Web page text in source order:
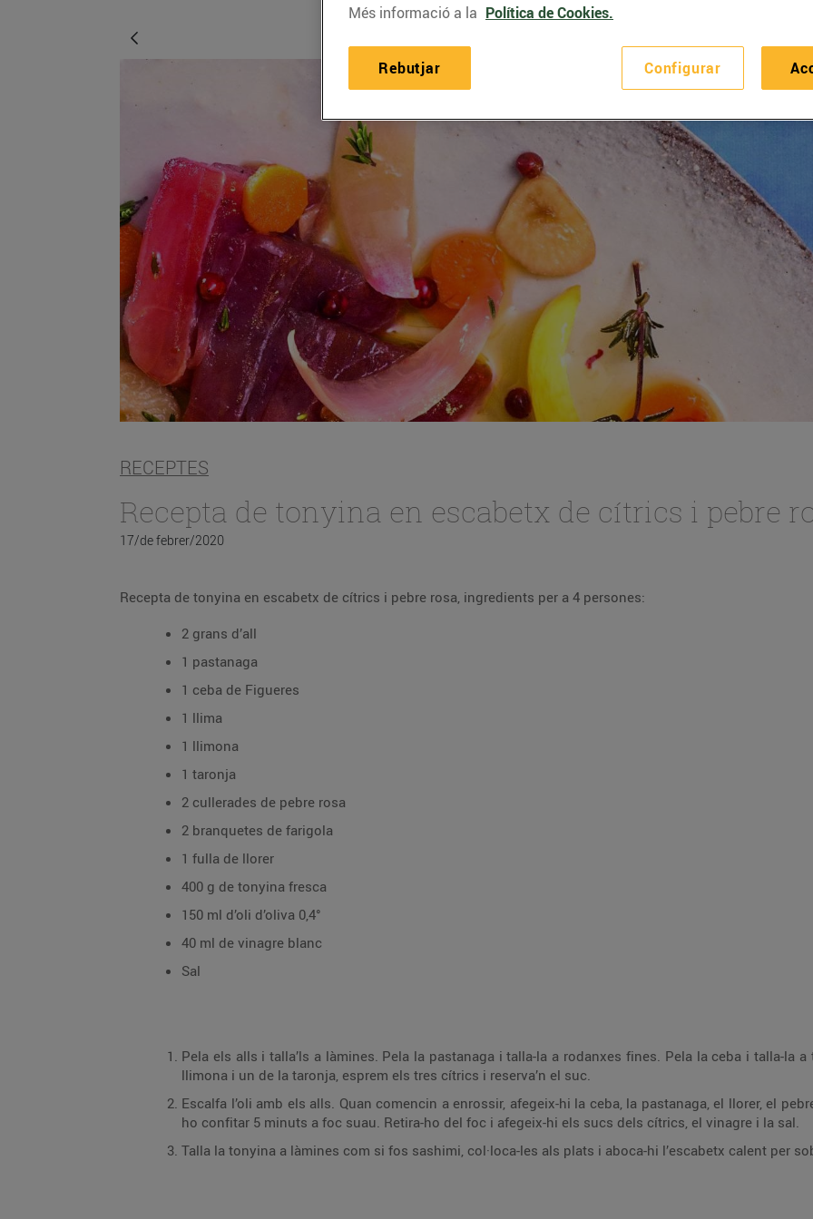
RECEPTES
Recepta de tonyina en escabetx de cítrics i pebre
17/de febrer/2020
Recepta de tonyina en escabetx de cítrics i pebre rosa, ingredients per a 4 persones:
2 grans d’all
1 pastanaga
1 ceba de Figueres
1 llima
1 llimona
1 taronja
2 cullerades de pebre rosa
2 branquetes de farigola
1 fulla de llorer
400 g de tonyina fresca
150 ml d’oli d’oliva 0,4°
40 ml de vinagre blanc
Sal
Pela els alls i talla’ls a làmines. Pela la pastanaga i talla-la a rodanxes fines. Pela la ceba i talla-la a tires. Treu un tros de pell de la llima, un de la
llimona i un de la taronja, esprem els tres cítrics i reserva’n el suc.
Escalfa l’oli amb els alls. Quan comencin a enrossir, afegeix-hi la ceba, la pastanaga, el llorer, el pebre rosa, la farigola i les pells dels cítrics. Deixa-
ho confitar 5 minuts a foc suau. Retira-ho del foc i afegeix-hi els sucs dels cítrics, el vinagre i la sal.
Talla la tonyina a làmines com si fos sashimi, col·loca-les als plats i aboca-hi
Més informació a la Política de Cookies.
Configurar
Rebutjar